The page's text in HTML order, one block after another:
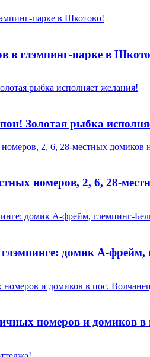
в глэмпинг-парке в
Золотая рыбка
номеров, 2, 6, 28-
домик А-
номеров и домиков в